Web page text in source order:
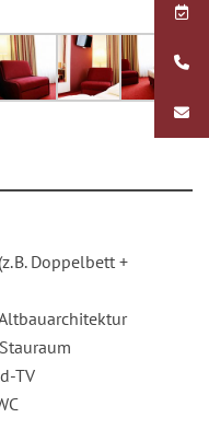
B. Doppelbett +
TV